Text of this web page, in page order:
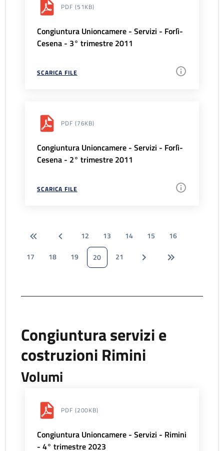
PDF (51KB)
Congiuntura Unioncamere - Servizi - Forlì-
Cesena - 3° trimestre 2011
SCARICA FILE
PDF (76KB)
Congiuntura Unioncamere - Servizi - Forlì-
Cesena - 2° trimestre 2011
SCARICA FILE
12 13 14 15
16
17
18 19 20 21
Congiuntura servizi e
costruzioni Rimini
Volumi
PDF (200KB)
Congiuntura Unioncamere - Servizi - Rimini
- 4° trimestre 2023